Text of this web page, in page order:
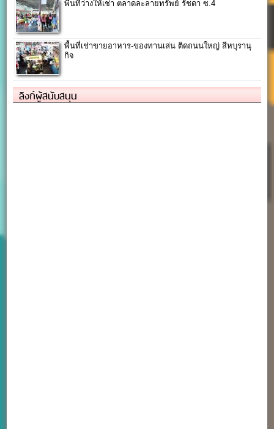
พื้นที่ว่างให้เช่า ตลาดละลายทรัพย์ รัชดา ซ.4
พื้นที่เช่าขายอาหาร-ของทานเล่น ติดถนนใหญ่ สีหบุรานุ
กิจ
ลิงก์ผู้สนับสนุน